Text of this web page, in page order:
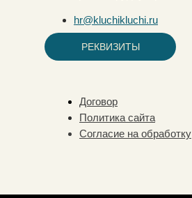
hr@kluchikluchi.ru
Политика сайта
РЕКВИЗИТЫ
Договор
Согласие на обработку